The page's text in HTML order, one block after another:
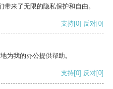
来了无限的隐私保护和自由。
支持[0] 反对[0]
为我的办公提供帮助。
支持[0] 反对[0]